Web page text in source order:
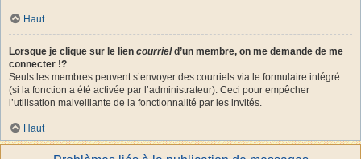
Haut
Lorsque je clique sur le lien courrield’un membre, on me demande de me
connecter !?
Seuls les membres peuvent s’envoyer des courriels via le formulaire intégré
(si la fonction a été activée par l’administrateur). Ceci pour empêcher
l’utilisation malveillante de la fonctionnalité par les invités.
Haut